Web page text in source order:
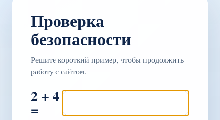
Проверка
безопасности
Решите короткий пример, чтобы продолжить
работу с сайтом.
2 + 4
=